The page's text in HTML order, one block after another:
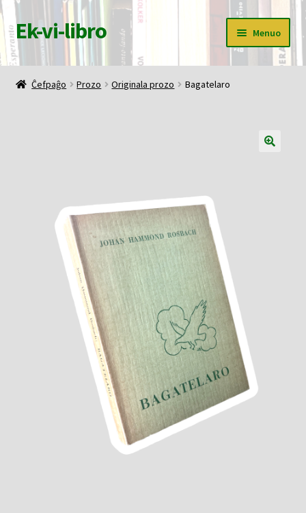
Pretersalti
al
navigado
Iri
rekte
al
la
enhavo
Ek-vi-libro Menuo
Ĉefpaĝo
Ĉefpaĝo Prozo Originala prozo Bagatelaro